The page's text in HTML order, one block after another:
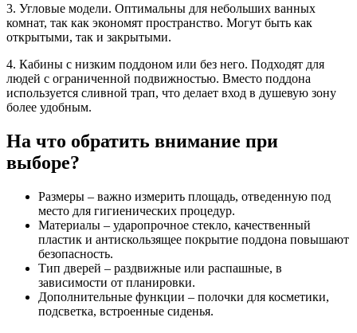
3. Угловые модели. Оптимальны для небольших ванных
комнат, так как экономят пространство. Могут быть как
открытыми, так и закрытыми.
4. Кабины с низким поддоном или без него. Подходят для
людей с ограниченной подвижностью. Вместо поддона
используется сливной трап, что делает вход в душевую зону
более удобным.
На что обратить внимание при
выборе?
Размеры – важно измерить площадь, отведенную под
место для гигиенических процедур.
Материалы – ударопрочное стекло, качественный
пластик и антискользящее покрытие поддона повышают
безопасность.
Тип дверей – раздвижные или распашные, в
зависимости от планировки.
Дополнительные функции – полочки для косметики,
подсветка, встроенные сиденья.